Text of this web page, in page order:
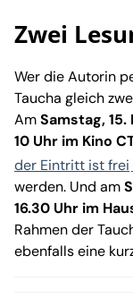
Zwei
Wer die Autorin
Taucha gleich
AmSamstag,
10 Uhr im Kino
der Eintritt ist frei
werden. Und am
16.30 Uhr im
Rahmen der
ebenfalls eine